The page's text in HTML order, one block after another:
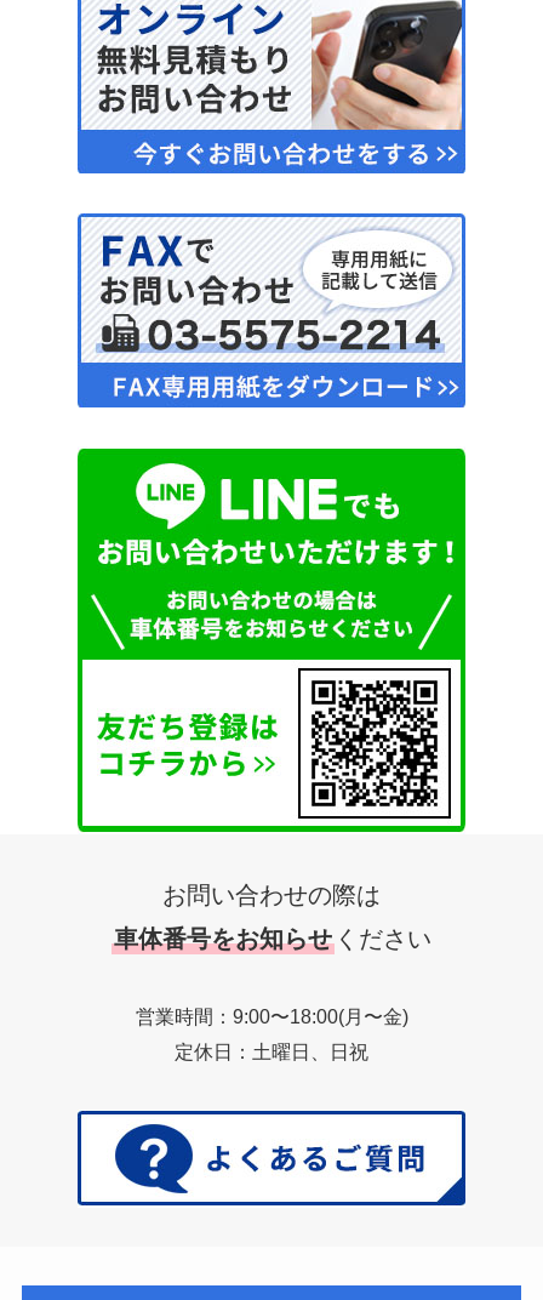
お問い合わせの際は
車体番号をお知らせ ください
営業時間：9:00〜18:00(月〜金)
定休日：土曜日、日祝